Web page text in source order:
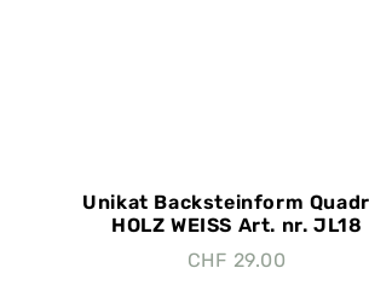
Unikat Backsteinform
HOLZ WEISS Art. nr. JL18
CHF 29.00